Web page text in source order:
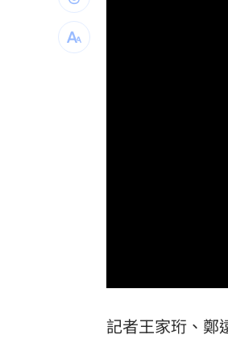
LIVE三立+24小時
三立iNEWS新聞台
記者王家珩、鄭